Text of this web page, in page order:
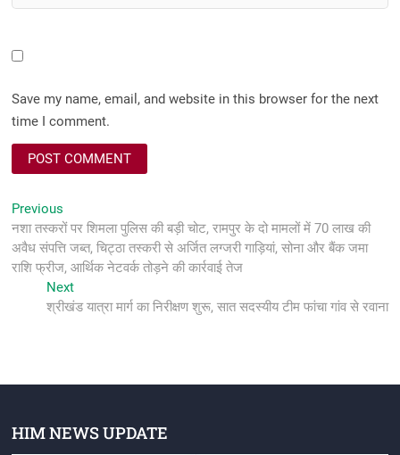
Save my name, email, and website in this browser for the next
time I comment.
Post
navigation
Previous
post:
नशा तस्करों पर शिमला पुलिस की बड़ी चोट, रामपुर के दो मामलों में 70 लाख की
अवैध संपत्ति जब्त, चिट्ठा तस्करी से अर्जित लग्जरी गाड़ियां, सोना और बैंक जमा
राशि फ्रीज, आर्थिक नेटवर्क तोड़ने की कार्रवाई तेज
NextNext
post:
श्रीखंड यात्रा मार्ग का निरीक्षण शुरू, सात सदस्यीय टीम फांचा गांव से रवाना
HIM NEWS UPDATE